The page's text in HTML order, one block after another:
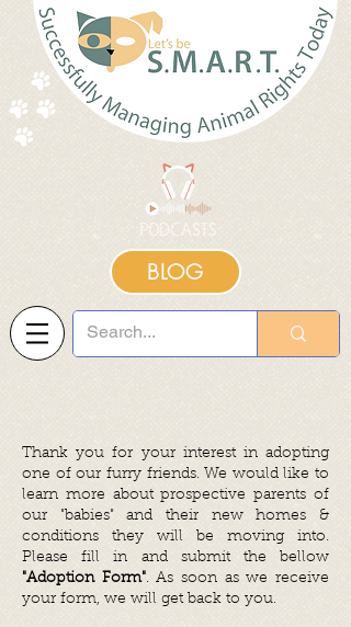
BLOG
Thank you for your interest in adopting
one of our furry friends. We would like to
learn more about prospective parents of
our "babies" and their new homes &
conditions they will be moving into.
Please fill in and submit the bellow
"Adoption Form". As soon as we receive
your form, we will get back to you.